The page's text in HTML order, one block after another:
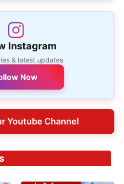
Instagram
& latest updates
Now
Youtube Channel